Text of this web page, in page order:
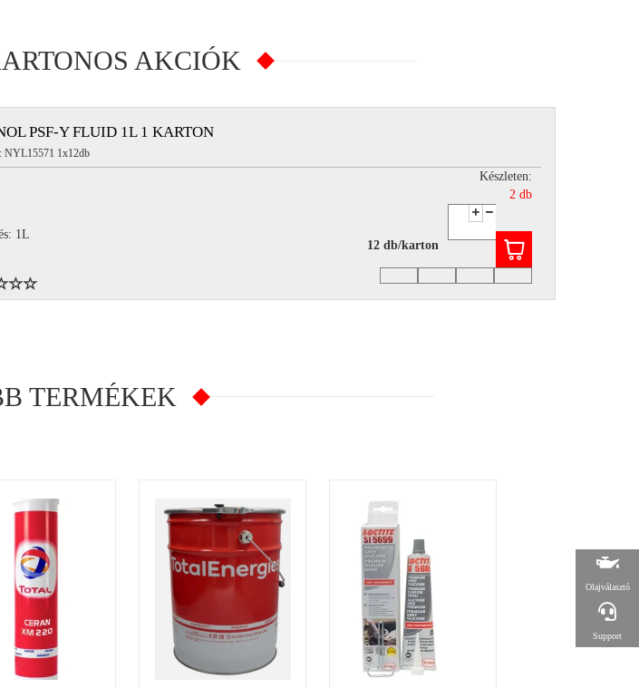
AKCIÓK
PSF-Y FLUID 1L 1 KARTON
NYL15571 1x12db
1L
Készleten:
2 db
12 db/karton
TERMÉKEK
Olajválasztó
Support